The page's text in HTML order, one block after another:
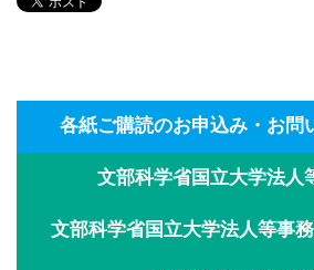
各紙ご購読のお申込み・お問
文部科学省国立大学法人
文部科学省国立大学法人等事